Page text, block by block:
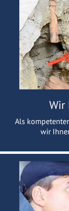
Wir
Als
wir